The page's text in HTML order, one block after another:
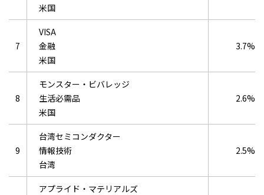
米国
7
VISA
金融
米国
3.7%
8
モンスター・ビバレッジ
生活必需品
米国
2.6%
9
台湾セミコンダクター
情報技術
台湾
2.5%
アプライド・マテリアルズ